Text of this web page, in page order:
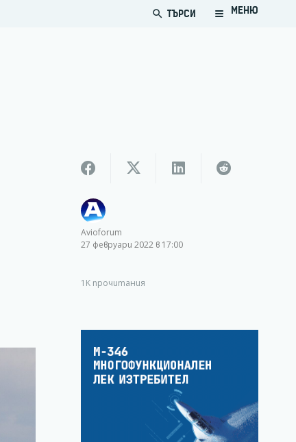
search ТЪРСИ МЕНЮ
Avioforum
27 февруари 2022 в 17:00
1K прочитания